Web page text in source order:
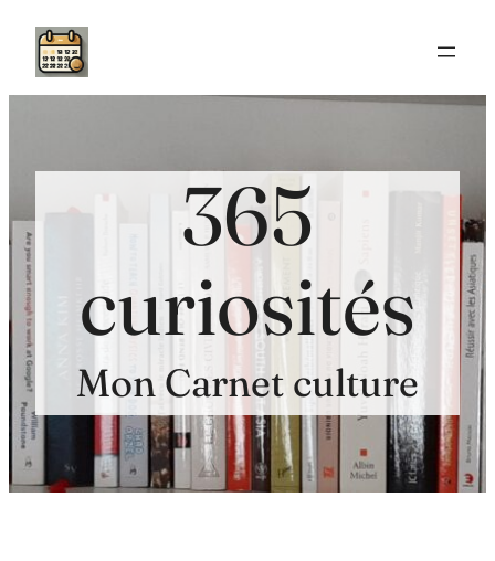
Aller
contenu
365
curiosités
Mon Carnet culture